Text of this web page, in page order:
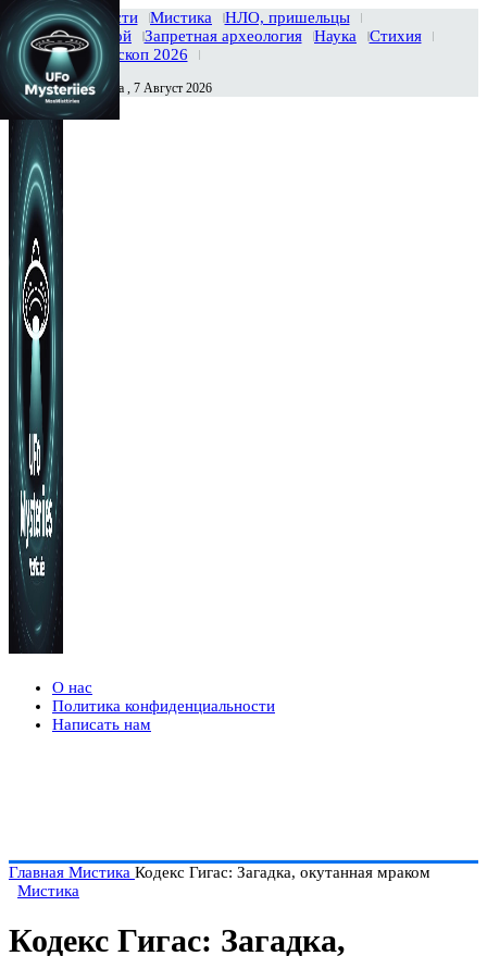
Главная Новости Мистика
НЛО, пришельцы
Тайны вселенной
Запретная археология Наука
Стихия
История
Гороскоп 2026
Сегодня Пятница , 7 Август 2026
О нас
Политика конфиденциальности
Написать нам
Главная Мистика Кодекс Гигас: Загадка, окутанная мраком
Мистика
Кодекс Гигас: Загадка,